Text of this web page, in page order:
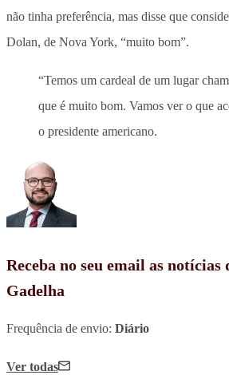
não tinha preferência, mas disse que
Dolan, de Nova York, “muito bom”.
“Temos um cardeal de um lugar
que é muito bom. Vamos ver o que
o presidente americano.
Receba no seu email as
Gadelha
Frequência de envio: Diário
Ver todas